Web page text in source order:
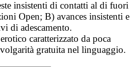
insistenti di contatti al di fuori
Open; B) avances insistenti e
di adescamento.
caratterizzato da poca
gratuita nel linguaggio.